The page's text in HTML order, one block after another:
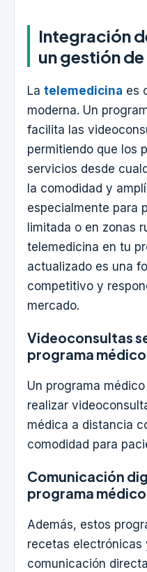
Integración
un gestión
La telemedicina es
moderna. Un
facilita las
permitiendo que los
servicios desde
la comodidad y
especialmente para
limitada o en zonas
telemedicina en tu
actualizado es una
competitivo y
mercado.
Videoconsultas
programa
Un programa
realizar
médica a distancia
comodidad para
Comunicación
programa
Además, estos
recetas electrónicas
comunicación